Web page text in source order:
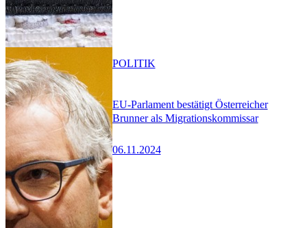
EU-Parlament bestätigt Österreicher
Brunner als Migrationskommissar
06.11.2024
POLITIK